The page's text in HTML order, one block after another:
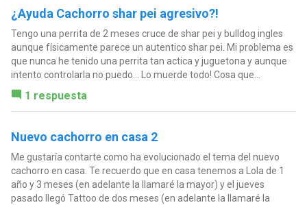
¿Ayuda Cachorro shar pei agresivo?!
Tengo una perrita de 2 meses cruce de shar pei y bulldog ingles
aunque físicamente parece un autentico shar pei. Mi problema es
que nunca he tenido una perrita tan actica y juguetona y aunque
intento controlarla no puedo... Lo muerde todo! Cosa que...
1 respuesta
Nuevo cachorro en casa 2
Me gustaría contarte como ha evolucionado el tema del nuevo
cachorro en casa. Te recuerdo que en casa tenemos a Lola de 1
año y 3 meses (en adelante la llamaré la mayor) y el jueves
pasado llegó Tattoo de dos meses (en adelante la llamaré la